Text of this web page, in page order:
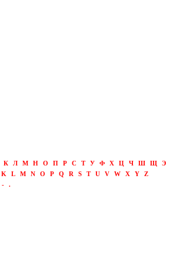
К Л М Н О П Р С Т У Ф Х Ц Ч Ш Щ
Э
K L M N O P Q R S T U V W X Y
Z
- .